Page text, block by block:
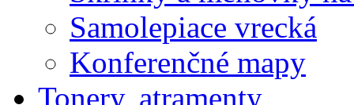
Samolepiace vrecká
Konferenčné mapy
Tonery, atramenty